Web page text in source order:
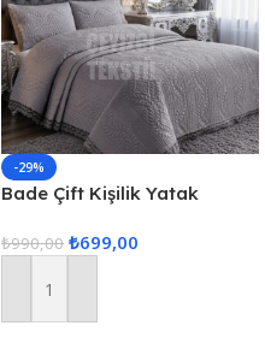
-29%
Bade Çift Kişilik Yatak
₺990,00 ₺699,00
Sepete Ekle